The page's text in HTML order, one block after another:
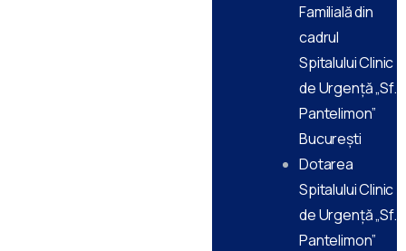
Familială din
cadrul
Spitalului Clinic
de Urgență „Sf.
Pantelimon”
București
Dotarea
Spitalului Clinic
de Urgență „Sf.
Pantelimon”